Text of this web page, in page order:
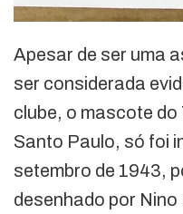
Apesar de ser uma
ser considerada
clube, o mascote
Santo Paulo, só foi
setembro de 1943,
desenhado por Nino